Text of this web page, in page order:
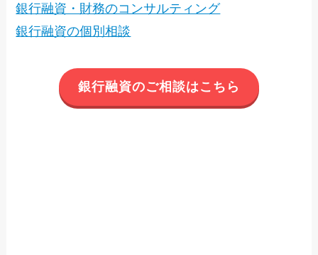
銀行融資・財務のコンサルティング
銀行融資の個別相談
銀行融資のご相談はこちら